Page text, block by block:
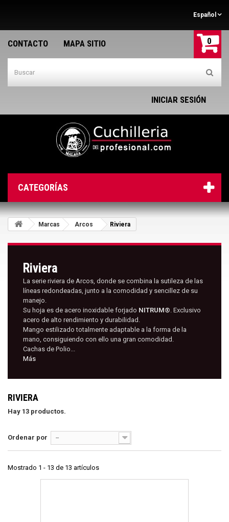
Español
CONTACTO MAPA SITIO 0
INICIAR SESIÓN
CATEGORÍAS
Marcas Arcos Riviera
Riviera
La serie riviera de Arcos, donde se combina la sutileza de las
líneas redondeadas, junto a la comodidad y sencillez de su
manejo.
Su hoja es de acero inoxidable forjado NITRUM®. Exclusivo
acero de alto rendimiento y durabilidad.
Mango estilizado totalmente adaptable a la forma de la
mano, consiguiendo con ello una gran comodidad.
Cachas de Polio...
Más
RIVIERA
Hay 13 productos.
Ordenar por --
Mostrado 1 - 13 de 13 artículos